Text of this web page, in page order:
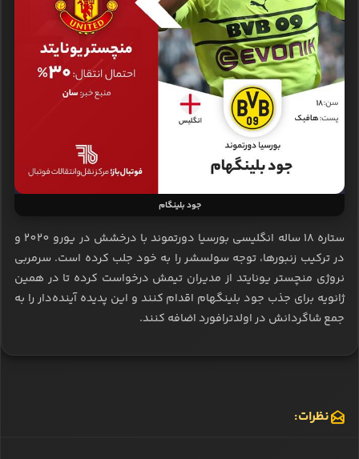
جود بلینگام
ستاره 18 ساله انگلیسی بورسیا دورتموند با درخشش در یورو 2020 و
در ترکیب زنبورها، توجه سولسشر را به خود جلب کرده است. سرمربی
نروژی منچستر یونایتد از مدیران تیمش درخواست کرده تا در همین
ژانویه برای جذب جود بلینگهام اقدام کنند و این پدیده آینده‌دار را به
جمع شاگردانش در اولدترافورد اضافه کنند.
نظرات: